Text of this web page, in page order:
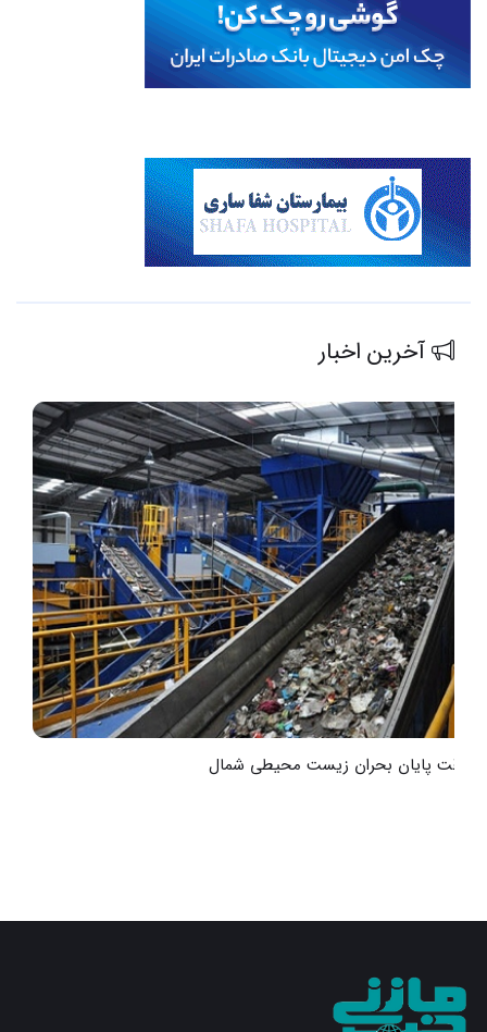
آخرین اخبار
به‌وقت پایان بحران زیست محیطی شمال